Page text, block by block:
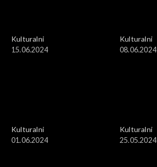
Kulturalni
15.06.2024
Kulturalni
08.06.2024
Kulturalni
01.06.2024
Kulturalni
25.05.2024